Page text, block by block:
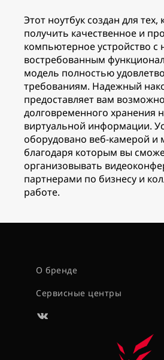
Этот ноутбук создан для тех,
получить качественное и
компьютерное устройство с
востребованным
модель полностью
требованиям. Надежный
предоставляет вам
долговременного хранения
виртуальной информации.
оборудовано веб-камерой
благодаря которым вы
организовывать
партнерами по бизнесу и
работе.
О бренде
Сервисные центры